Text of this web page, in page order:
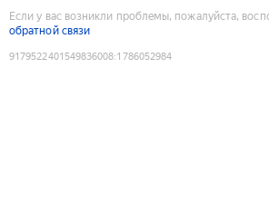
Если у вас возникли проблемы, пожалуйста,
обратной связи
9179522401549836008:1786052984